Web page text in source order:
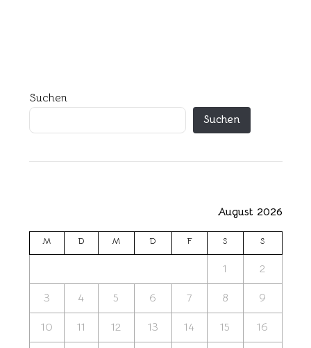
Suchen
Suchen
August 2026
M D M D F S S
1 2
3 4 5 6 7 8 9
10 11 12 13 14 15 16